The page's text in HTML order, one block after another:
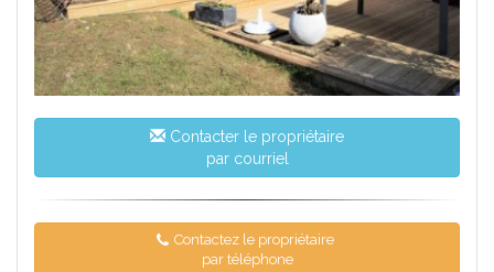
Contacter le propriétaire
par courriel
Contactez le propriétaire
par téléphone